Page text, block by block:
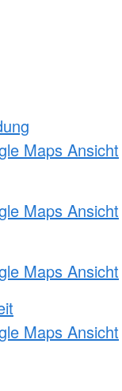
Maps Ansicht
Maps Ansicht
Maps Ansicht
Maps Ansicht